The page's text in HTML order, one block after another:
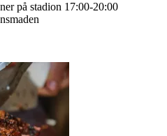
på stadion 17:00-20:00